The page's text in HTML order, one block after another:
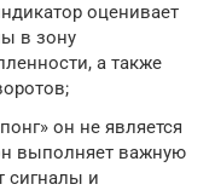
оценивает
в зону
а также
он не является
выполняет важную
сигналы и